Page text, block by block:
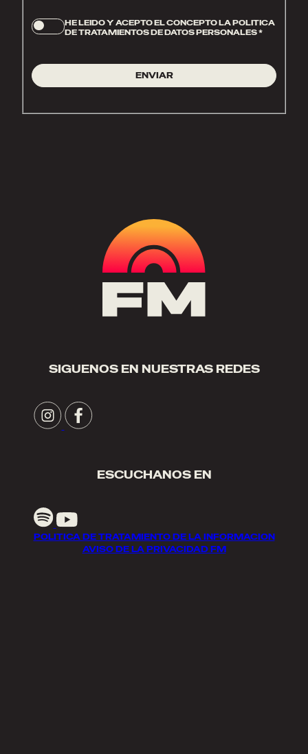
HE LEIDO Y ACEPTO EL CONCEPTO LA POLITICA
DE TRATAMIENTOS DE DATOS PERSONALES*
ENVIAR
SIGUENOS EN NUESTRAS REDES
ESCUCHANOS EN
POLITICA DE TRATAMIENTO DE LA INFORMACION
AVISO DE LA PRIVACIDAD FM